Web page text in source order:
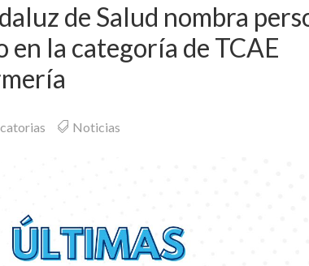
de Salud nombra
la categoría de TCAE
Noticias